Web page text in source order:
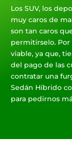
Los SUV, los
muy caros de
son tan caros
permitírselo.
viable, ya que,
del pago de las
contratar una
Sedán Híbrido
para pedirnos